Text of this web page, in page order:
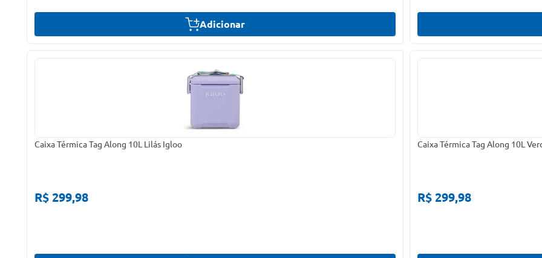
Adicionar
Caixa Térmica Tag Along 10L Lilás Igloo
R$ 299,98
Caixa Térmica Tag Along 10L
R$ 299,98